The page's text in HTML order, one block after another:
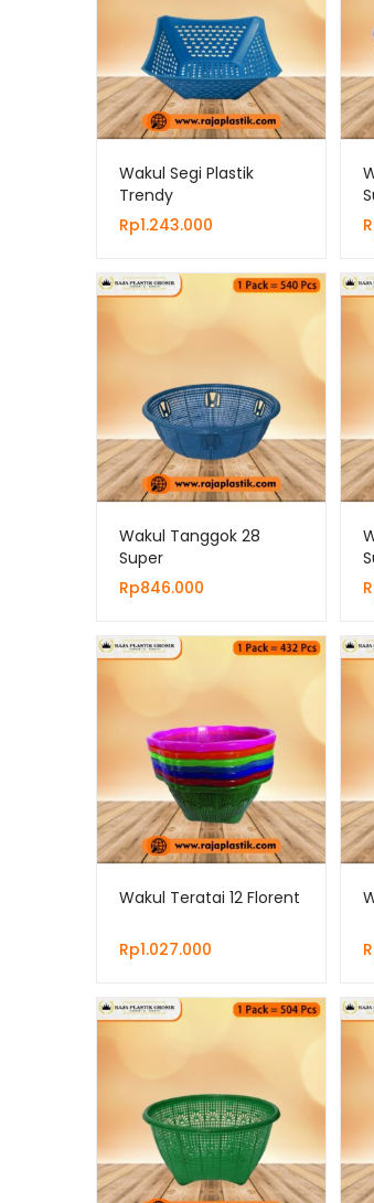
Wakul Segi Plastik
Trendy
Rp1.243.000
Wakul Tanggok 28
Super
Rp846.000
Wakul Teratai 12 Florent
Rp1.027.000